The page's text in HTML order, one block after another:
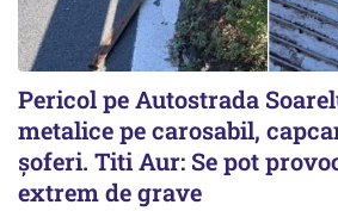
Pericol pe Autostrada
metalice pe carosabil,
șoferi. Titi Aur: Se pot
extrem de grave